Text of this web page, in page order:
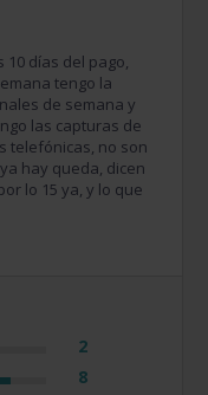
10 días del pago,
tengo la
de semana y
las capturas de
telefónicas, no son
hay queda, dicen
lo 15 ya, y lo que
2
8